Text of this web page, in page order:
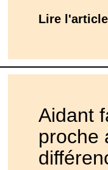
Lire l'article
Aidant
proche